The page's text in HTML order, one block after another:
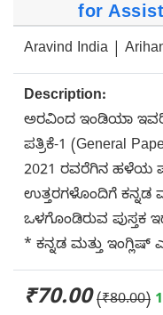
for
Aravind India |
Description:
ಅರವಿಂದ ಇಂಡಿಯಾ
ಪತ್ರಿಕೆ-1 (General
2021 ರವರೆಗಿನ ಹಳೆಯ
ಉತ್ತರಗಳೊಂದಿಗೆ ಕನ್ನಡ
ಒಳಗೊಂಡಿರುವ ಪುಸ್ತಕ
* ಕನ್ನಡ ಮತ್ತು ಇಂಗ್ಲಿಷ್
₹70.00 (₹80.00)